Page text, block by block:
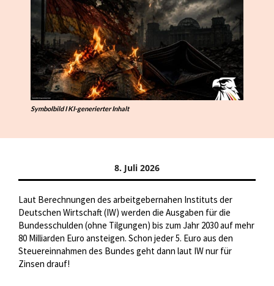
Symbolbild I KI-generierter Inhalt
8. Juli 2026
Laut Berechnungen des arbeitgebernahen Instituts der
Deutschen Wirtschaft (IW) werden die Ausgaben für die
Bundesschulden (ohne Tilgungen) bis zum Jahr 2030 auf mehr
80 Milliarden Euro ansteigen. Schon jeder 5. Euro aus den
Steuereinnahmen des Bundes geht dann laut IW nur für
Zinsen drauf!